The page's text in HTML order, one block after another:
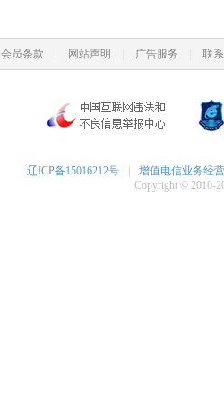
会员条款 网站声明 广告服务 联
辽ICP备15016212号
增值电信业务经
Copyright © 2010-